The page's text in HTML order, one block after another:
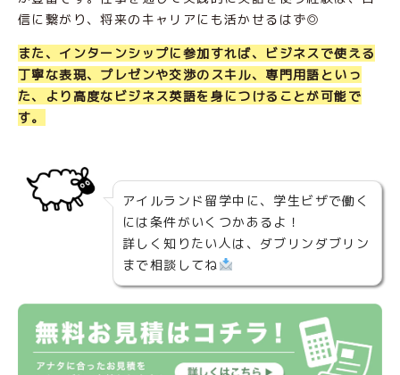
信に繋がり、将来のキャリアにも活かせるはず◎
また、インターンシップに参加すれば、ビジネスで使える
丁寧な表現、プレゼンや交渉のスキル、専門用語といっ
た、より高度なビジネス英語を身につけることが可能で
す。
アイルランド留学中に、学生ビザで働く
には条件がいくつかあるよ！
詳しく知りたい人は、ダブリンダブリン
まで相談してね